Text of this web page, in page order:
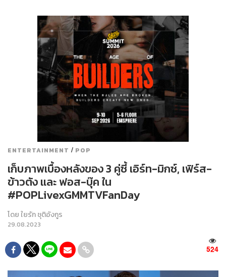
ENTERTAINMENT / POP
เก็บภาพเบื้องหลังของ 3 คู่ซี้ เอิร์ท-มิกซ์, เฟิร์ส-
ข้าวตัง และ ฟอส-บุ๊ค ใน
#POPLivexGMMTVFanDay
โดยใยรัก ชุติอังกูร
29.08.2023
524